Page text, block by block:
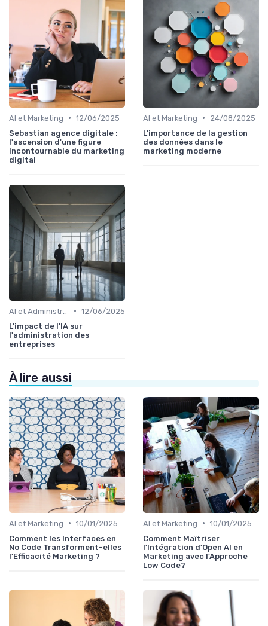
AI et Marketing • 12/06/2025
Sebastian agence digitale :
l'ascension d'une figure
incontournable du marketing
digital
AI et Marketing •
24/08/2025
L'importance de la gestion
des données dans le
marketing moderne
• 12/06/2025
L'impact de l'IA sur
l'administration des
entreprises
À lire aussi
AI et Marketing • 10/01/2025
Comment les Interfaces en
No Code Transforment-elles
l’Efficacité Marketing ?
AI et Marketing • 10/01/2025
Comment Maîtriser
l'Intégration d'Open AI en
Marketing avec l'Approche
Low Code?